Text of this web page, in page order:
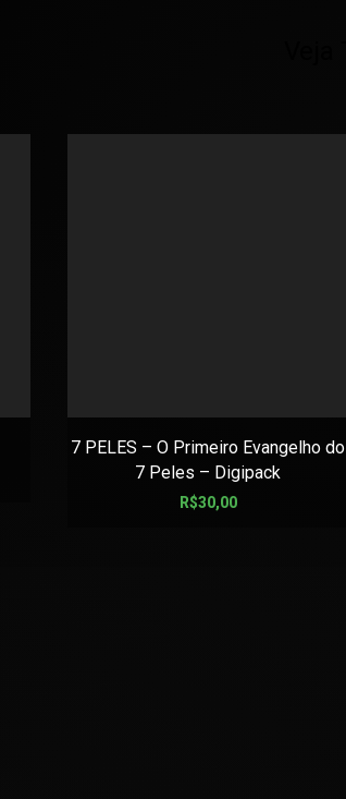
7 PELES – O Primeiro Evangelho do
7 Peles – Digipack
R$30,00